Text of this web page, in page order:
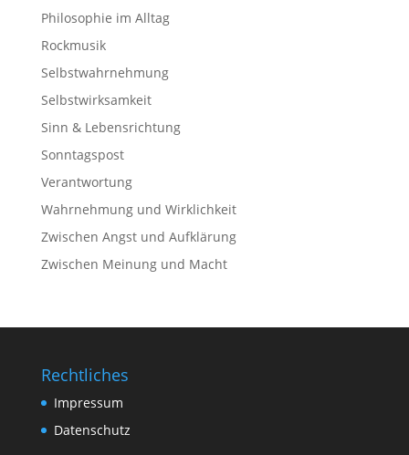
Philosophie im Alltag
Rockmusik
Selbstwahrnehmung
Selbstwirksamkeit
Sinn & Lebensrichtung
Sonntagspost
Verantwortung
Wahrnehmung und Wirklichkeit
Zwischen Angst und Aufklärung
Zwischen Meinung und Macht
Rechtliches
Impressum
Datenschutz